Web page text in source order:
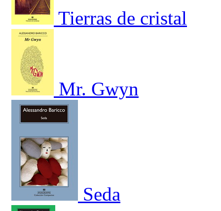
Tierras de cristal
Mr. Gwyn
Seda